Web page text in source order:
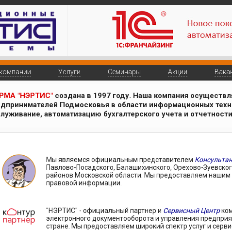
Услуги Семинары Акции
"НЭРТИС"создана в 1997 году. Наша компания
Подмосковья в области информационных
автоматизацию бухгалтерского учета и
Мы являемся официальным представителем
Павлово-Посадского, Балашихинского, Орехово-
районов Московской области. Мы предоставляем нашим
правовой информации.
"НЭРТИС" - официальный партнер и Сервисный Центр
электронного документооборота и управления
стране. Мы предоставляем широкий спектр услуг и